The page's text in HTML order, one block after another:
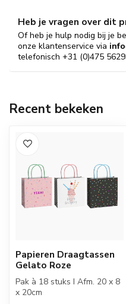
Heb je vragen over dit
Of heb je hulp nodig bij je
onze klantenservice via
telefonisch +31 (0)475
Recent bekeken
Papieren Draagtassen
Gelato Roze
Pak à 18 stuks I Afm. 20 x 8
x 20cm